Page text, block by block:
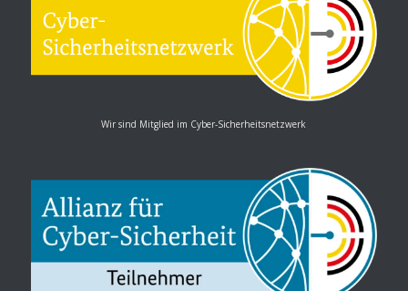
Wir sind Mitglied im Cyber-Sicherheitsnetzwerk